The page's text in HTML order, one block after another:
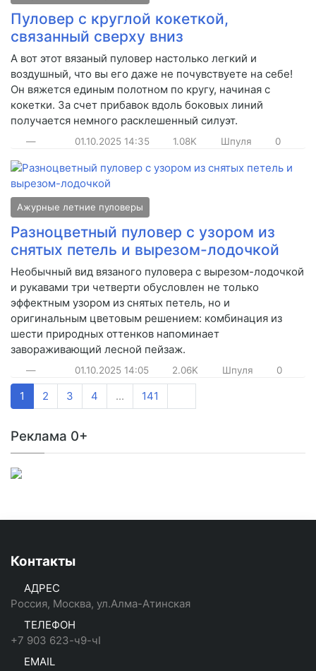
Пуловер с круглой кокеткой,
связанный сверху вниз
А вот этот вязаный пуловер настолько легкий и
воздушный, что вы его даже не почувствуете на себе!
Он вяжется единым полотном по кругу, начиная с
кокетки. За счет прибавок вдоль боковых линий
получается немного расклешенный силуэт.
— 01.10.2025 14:35 1.08K Шпуля 0
Ажурные летние пуловеры
Разноцветный пуловер с узором из
снятых петель и вырезом-лодочкой
Необычный вид вязаного пуловера с вырезом-лодочкой
и рукавами три четверти обусловлен не только
эффектным узором из снятых петель, но и
оригинальным цветовым решением: комбинация из
шести природных оттенков напоминает
завораживающий лесной пейзаж.
— 01.10.2025 14:05 2.06K Шпуля 0
1 2 3 4 ... 141
Реклама 0+
Контакты
АДРЕС
Россия, Москва, ул.Алма-Атинская
ТЕЛЕФОН
+7 903 623-ч9-чI
EMAIL